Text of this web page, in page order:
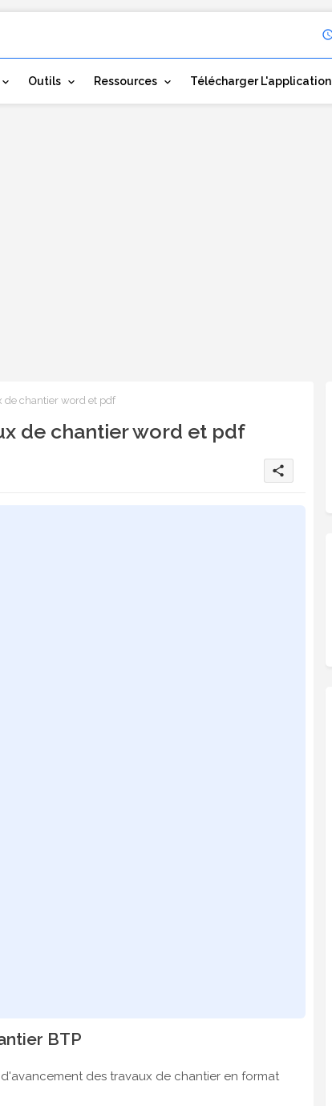
Outils Ressources Télécharger L'application
de chantier word et pdf
de chantier word et pdf
share
BTP
des travaux de chantier en format